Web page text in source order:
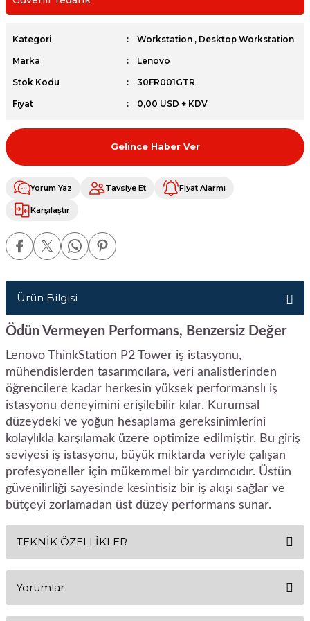
Kategori Workstation , Desktop Workstation
Marka Lenovo
Stok Kodu 30FR001GTR
Fiyat 0,00 USD + KDV
Gelince Haber Ver
Yorum Yaz Tavsiye Et Fiyat Alarmı
Karşılaştır
Ürün Bilgisi
Ödün Vermeyen Performans, Benzersiz Değer
Lenovo ThinkStation P2 Tower iş istasyonu,
mühendislerden tasarımcılara, veri analistlerinden
öğrencilere kadar herkesin yüksek performanslı iş
istasyonu deneyimini erişilebilir kılar. Kurumsal
düzeydeki ve yoğun hesaplama gereksinimlerini
kolaylıkla karşılamak üzere optimize edilmiştir. Bu giriş
seviyesi iş istasyonu, büyük miktarda veriyle çalışan
profesyoneller için mükemmel bir yardımcıdır. Üstün
güvenilirliği sayesinde kesintisiz bir iş akışı sağlar ve
bütçeyi zorlamadan üst düzey performans sunar.
TEKNİK ÖZELLİKLER
PERFORMANS
Yorumlar